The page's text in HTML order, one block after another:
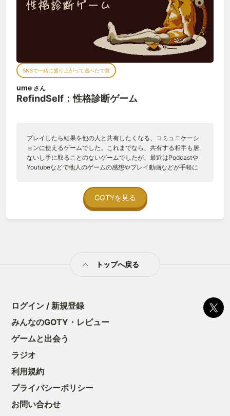
そりゃ違うよね。とかとか。 結果はほかの人と比較、共有でき
るし、配信実況を行っている人も多いので 自分がプレイした後
観ると非常に楽しいです。こんなにも人によってプレイ感が違
うものなのかと改めて驚かされます。 ということで非常によく
できた性格診断ゲームで、最終的な結果自体はゲームなのであ
っていたりいなかったり色々だと思いますが結果が出るまでの
ゲームの過程をしっかり楽しめるいい作品だと思います。 なに
よりこのゲーム、冒頭で書いた通り世界観や設定がしっかりし
したぐらいではわからない作りになっているので、2周目3周目
で深く性格診断をしながら物語の真実にもぜひ触れてもらいた
SNSで一緒に盛り上がって遊べたで賞
ume さん
RefindSelf：性格診断ゲーム
プレイしたら結果を他の人と共有したくなる、コミュニケーシ
ョンに使えるゲームでした。これまでなら、共有する相手も居
ないし手に取ることのないゲームでしたが、最近はPodcastや
Youtubeなどで他人のゲームの感想やプレイ動画などが手軽に
たり、配信者の感想やプレイ動画に驚いたり共感したりと、新
しい体験に踏み出すことができました。Vampire Survivorsやス
イカゲームが流行った、パズった理由の一端に触れた感じがし
GOTYを見る
トップへ戻る
ログイン / 新規登録
みんなのGOTY・レビュー
ゲームと出会う
ラジオ
利用規約
プライバシーポリシー
お問い合わせ